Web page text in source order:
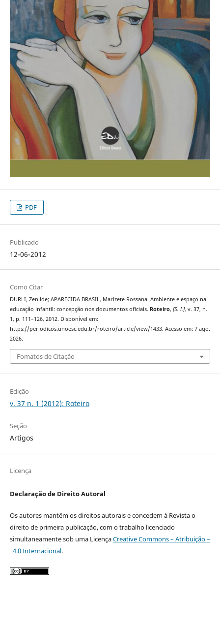
PDF
Publicado
12-06-2012
Como Citar
DURLI, Zenilde; APARECIDA BRASIL, Marizete Rossana. Ambiente e espaço na
educação infantil: concepção nos documentos oficiais. Roteiro, [S. l.], v. 37, n.
1, p. 111–126, 2012. Disponível em:
https://periodicos.unoesc.edu.br/roteiro/article/view/1433. Acesso em: 7 ago.
2026.
Fomatos de Citação
Edição
v. 37 n. 1 (2012): Roteiro
Seção
Artigos
Licença
Declaração de Direito Autoral
Os autores mantêm os direitos autorais e concedem à Revista o
direito de primeira publicação, com o trabalho licenciado
simultaneamente sob uma LicençaCreative Commons – Atribuição –
4.0 Internacional.